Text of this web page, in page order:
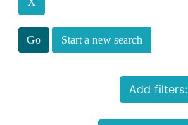
Start a new search
Add filters: